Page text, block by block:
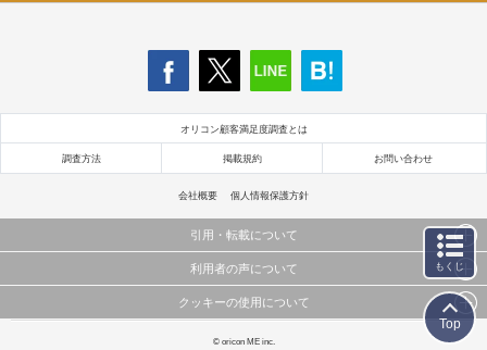
オリコン顧客満足度調査とは
調査方法 掲載規約 お問い合わせ
会社概要 個人情報保護方針
引用・転載について
当サイトで公開されている情報（文字、写真、イラスト、画像データ等）及びこれらの配置・
これらの情報を権利者の許可なく無断転載・複製などの二次利用を行うことは固く禁じており
利用者の声について
当サイトに掲載している内容はすべてサービスの利用者が提出された見解・感想です。
弊社の見解・ 意見ではないことをご理解いただいた上でご覧ください。
クッキーの使用について
このサイトでは Cookie を使用して、ユーザーに合わせたコンテンツや広告の表示、ソーシャル
© oricon ME inc.
もくじ
Top